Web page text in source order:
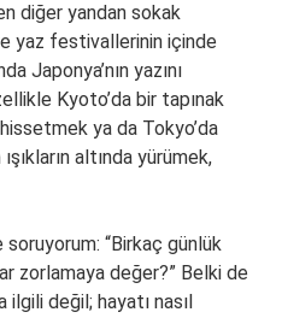
diğer yandan sokak
yaz festivallerinin içinde
Japonya’nın yazını
Kyoto’da bir tapınak
ya da Tokyo’da
altında yürümek,
“Birkaç günlük
zorlamaya değer?” Belki de
değil; hayatı nasıl